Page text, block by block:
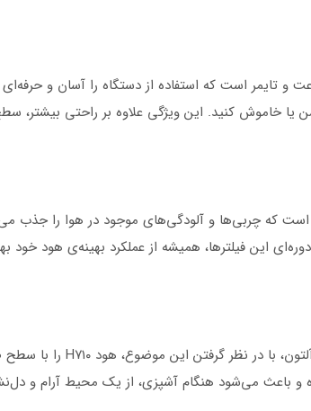
کنید. این ویژگی علاوه بر راحتی بیشتر،
مجهز شده است که چربی‌ها و آلودگی‌های موجود در هوا را
این فیلترها، همیشه از عملکرد بهینه‌ی هود خود
و باعث می‌شود هنگام آشپزی، از یک محیط آرام و